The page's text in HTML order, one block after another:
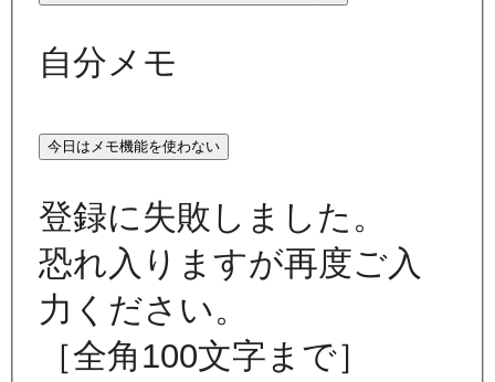
自分メモ
今日はメモ機能を使わない
登録に失敗しました。
恐れ入りますが再度ご入
力ください。
［全角100文字まで］